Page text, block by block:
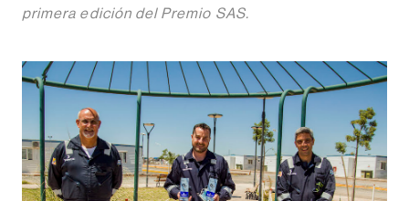
primera edición del Premio SAS.